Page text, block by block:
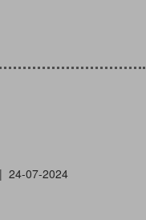
| 24-07-2024